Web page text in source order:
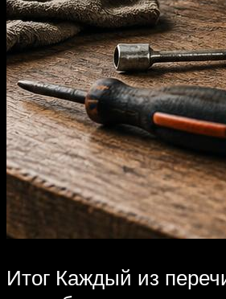
Итог Каждый из